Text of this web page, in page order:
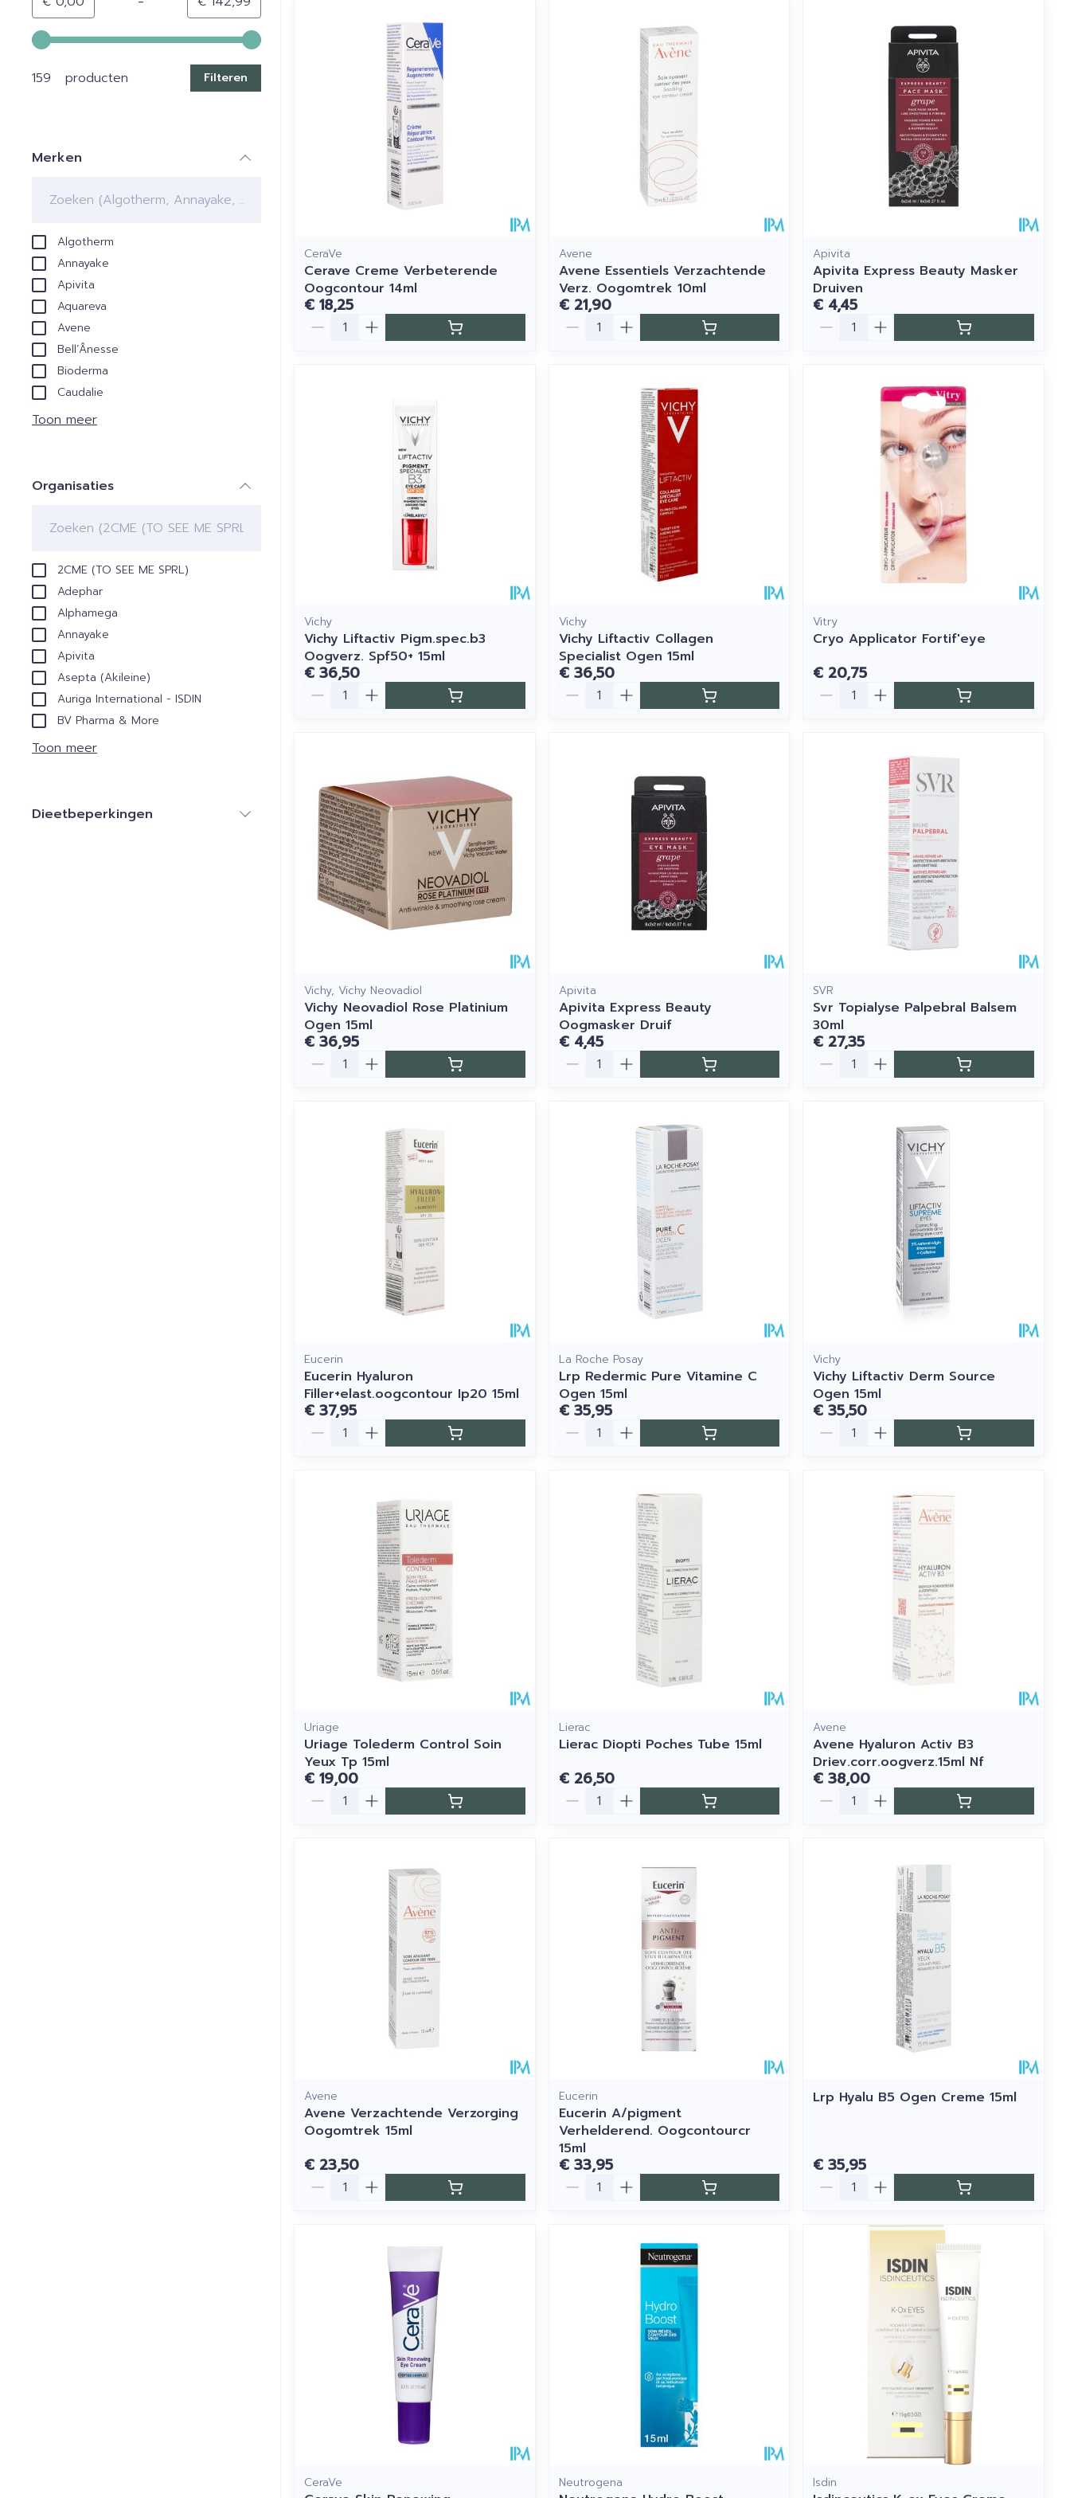
Gebruik de pijltjestoetsen links en rechts om de minimale en maximale prijswaarden aan te passen.
159 producten
Filteren
Merken
Algotherm
Annayake
Apivita
Aquareva
Avene
Bell’Ânesse
Bioderma
Caudalie
Toon meer
Organisaties
2CME (TO SEE ME SPRL)
Adephar
Alphamega
Annayake
Apivita
Asepta (Akileine)
Auriga International - ISDIN
BV Pharma & More
Toon meer
Dieetbeperkingen
CeraVe
Cerave Creme Verbeterende
Oogcontour 14ml
€ 18,25
Aantal
Avene
Avene Essentiels Verzachtende
Verz. Oogomtrek 10ml
€ 21,90
Aantal
Apivita
Apivita Express Beauty Masker
Druiven
€ 4,45
Aantal
Vichy
Vichy Liftactiv Pigm.spec.b3
Oogverz. Spf50+ 15ml
€ 36,50
Aantal
Vichy
Vichy Liftactiv Collagen
Specialist Ogen 15ml
€ 36,50
Aantal
Vitry
Cryo Applicator Fortif'eye
€ 20,75
Aantal
Vichy, Vichy Neovadiol
Vichy Neovadiol Rose Platinium
Ogen 15ml
€ 36,95
Aantal
Apivita
Apivita Express Beauty
Oogmasker Druif
€ 4,45
Aantal
SVR
Svr Topialyse Palpebral Balsem
30ml
€ 27,35
Aantal
Eucerin
Eucerin Hyaluron
Filler+elast.oogcontour Ip20 15ml
€ 37,95
Aantal
La Roche Posay
Lrp Redermic Pure Vitamine C
Ogen 15ml
€ 35,95
Aantal
Vichy
Vichy Liftactiv Derm Source
Ogen 15ml
€ 35,50
Aantal
Uriage
Uriage Tolederm Control Soin
Yeux Tp 15ml
€ 19,00
Aantal
Lierac
Lierac Diopti Poches Tube 15ml
€ 26,50
Aantal
Avene
Avene Hyaluron Activ B3
Driev.corr.oogverz.15ml Nf
€ 38,00
Aantal
Avene
Avene Verzachtende Verzorging
Oogomtrek 15ml
€ 23,50
Aantal
Eucerin
Eucerin A/pigment
Verhelderend. Oogcontourcr
15ml
€ 33,95
Aantal
Lrp Hyalu B5 Ogen Creme 15ml
€ 35,95
Aantal
CeraVe Neutrogena Isdin